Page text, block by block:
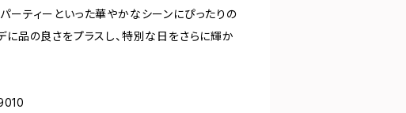
ーティーといった華やかなシーンにぴったりの
に品の良さをプラスし、特別な日をさらに輝か